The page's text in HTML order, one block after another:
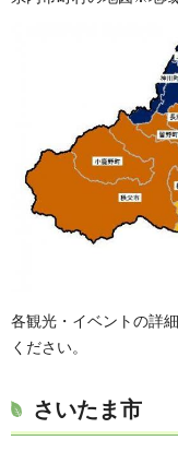
各観光・イベントの詳
ください。
さいたま市